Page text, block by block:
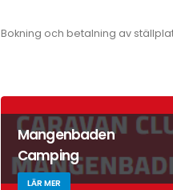
Bokning och betalning av
Mangenbaden
Camping
LÄR MER